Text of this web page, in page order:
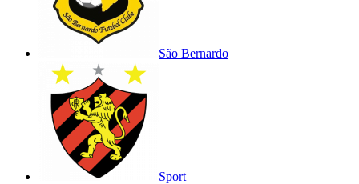
São Bernardo
Sport